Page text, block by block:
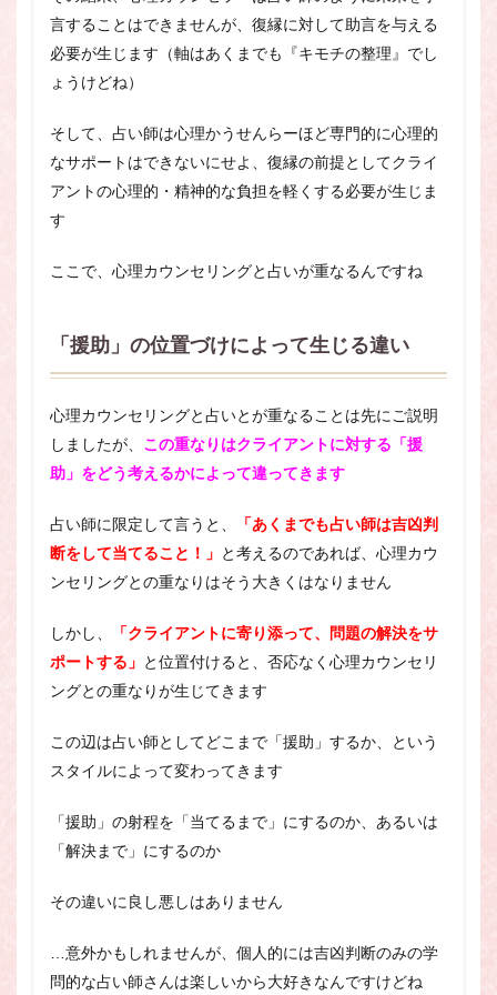
言することはできませんが、復縁に対して助言を与える
必要が生じます（軸はあくまでも『キモチの整理』でし
ょうけどね）
そして、占い師は心理かうせんらーほど専門的に心理的
なサポートはできないにせよ、復縁の前提としてクライ
アントの心理的・精神的な負担を軽くする必要が生じま
す
ここで、心理カウンセリングと占いが重なるんですね
「援助」の位置づけによって生じる違い
心理カウンセリングと占いとが重なることは先にご説明
しましたが、 この重なりはクライアントに対する「援
助」をどう考えるかによって違ってきます
占い師に限定して言うと、
「あくまでも占い師は吉凶判
断をして当てること！」 と考えるのであれば、心理カウ
ンセリングとの重なりはそう大きくはなりません
しかし、
「クライアントに寄り添って、問題の解決をサ
ポートする」 と位置付けると、否応なく心理カウンセリ
ングとの重なりが生じてきます
この辺は占い師としてどこまで「援助」するか、という
スタイルによって変わってきます
「援助」の射程を「当てるまで」にするのか、あるいは
「解決まで」にするのか
その違いに良し悪しはありません
…意外かもしれませんが、個人的には吉凶判断のみの学
問的な占い師さんは楽しいから大好きなんですけどね